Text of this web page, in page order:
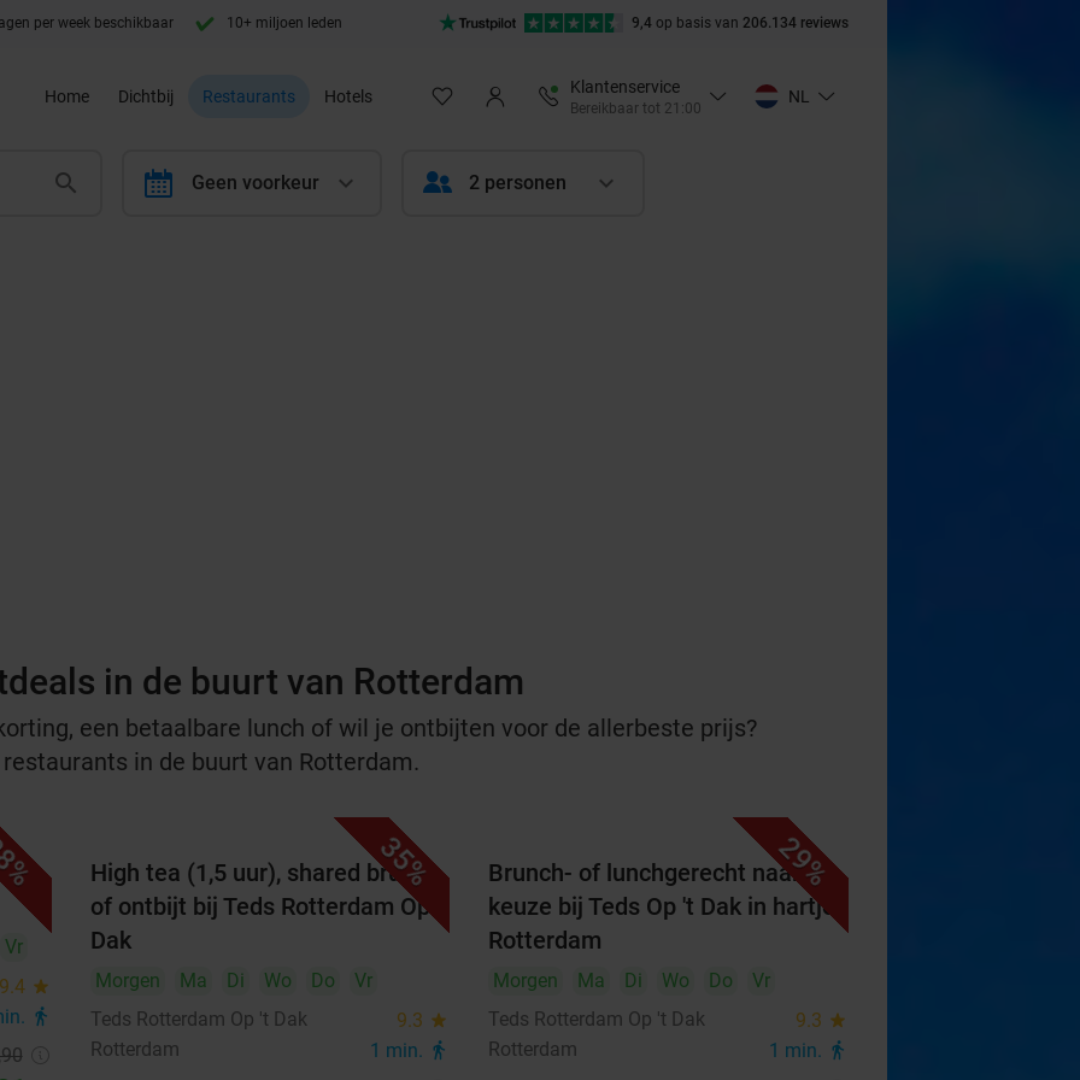
per week beschikbaar 10+ miljoen leden 9,4 op basis van 206.134 reviews
Home Dichtbij Restaurants Hotels
Klantenservice
Bereikbaar tot 21:00
NL
calendar Geen voorkeur 2 personen
in de buurt van Rotterdam
een betaalbare lunch of wil je ontbijten voor de allerbeste prijs?
in de buurt van Rotterdam.
Vr
9.4 star
directions_walk
35%
High tea (1,5 uur), shared brunch
of ontbijt bij Teds Rotterdam Op 't
Dak
Morgen Ma Di Wo Do
Vr
Teds Rotterdam Op 't Dak
9.3 star
Rotterdam 1 min. directions_walk
29%
Brunch- of lunchgerecht naar
keuze bij Teds Op 't Dak in hartje
Rotterdam
Morgen Ma Di Wo Do
Vr
Teds Rotterdam Op 't Dak
9.3 star
Rotterdam 1 min. directions_walk